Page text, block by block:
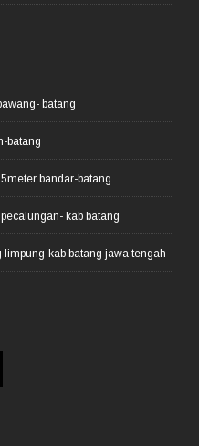
batang
batang
bandar-batang
kab batang
kab batang jawa tengah